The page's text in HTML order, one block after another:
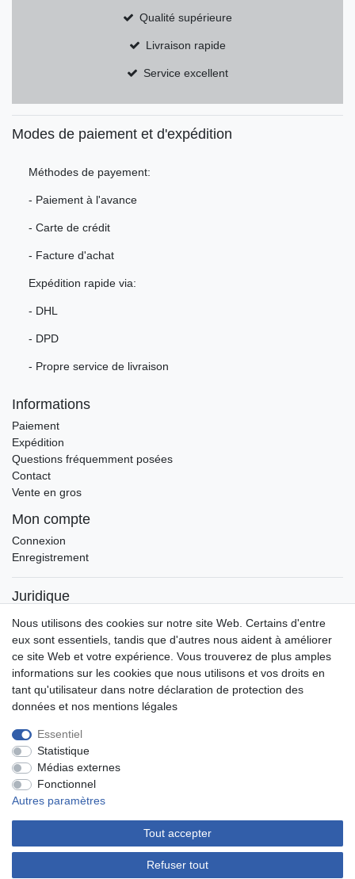
Qualité supérieure
Livraison rapide
Service excellent
Modes de paiement et d'expédition
Méthodes de payement:
- Paiement à l'avance
- Carte de crédit
- Facture d'achat
Expédition rapide via:
- DHL
- DPD
- Propre service de livraison
Informations
Paiement
Expédition
Questions fréquemment posées
Contact
Vente en gros
Mon compte
Connexion
Enregistrement
Juridique
Mentions légales
Protection des données
Conditions d'utilisation
Mentions légales
Conditions générales
Nous utilisons des cookies sur notre site Web. Certains d'entre
eux sont essentiels, tandis que d'autres nous aident à améliorer
ce site Web et votre expérience. Vous trouverez de plus amples
informations sur les cookies que nous utilisons et vos droits en
tant qu'utilisateur dans notre déclaration de protection des
données et nos mentions légales
Essentiel
Statistique
Médias externes
Fonctionnel
Autres paramètres
Tout accepter
Refuser tout